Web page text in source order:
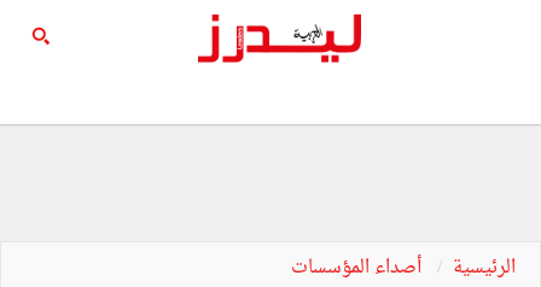
الرئيسية أصداء المؤسسات